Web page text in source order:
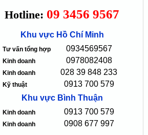
Hotline: 09 3456 9567
Khu vực Hồ Chí Minh
Tư vấn tổng hợp 0934569567
Kinh doanh 0978082408
Kinh doanh 028 39 848 233
Kỹ thuật
0913 700 579
Khu vực Bình Thuận
Kinh doanh 0913 700 579
Kinh doanh 0908 677 997